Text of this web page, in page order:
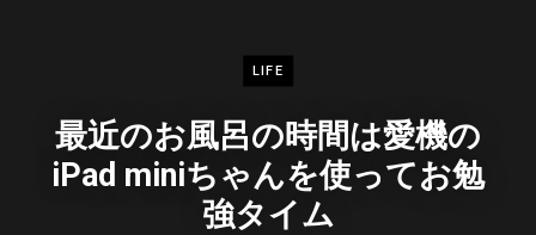
LIFE
最近のお風呂の時間は愛機の
iPad miniちゃんを使ってお勉
強タイム